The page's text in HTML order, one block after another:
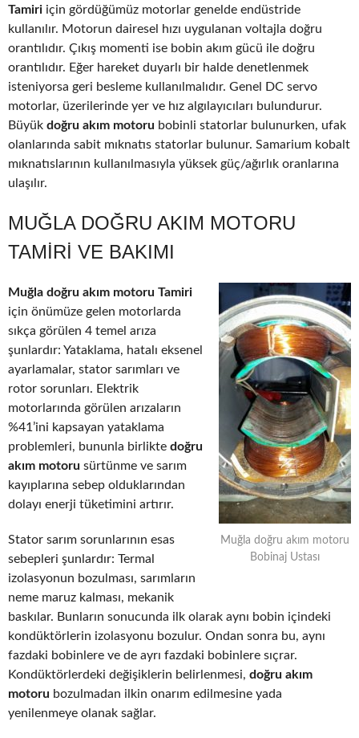
Tamiri için gördüğümüz motorlar genelde endüstride
kullanılır. Motorun dairesel hızı uygulanan voltajla doğru
orantılıdır. Çıkış momenti ise bobin akım gücü ile doğru
orantılıdır. Eğer hareket duyarlı bir halde denetlenmek
isteniyorsa geri besleme kullanılmalıdır. Genel DC servo
motorlar, üzerilerinde yer ve hız algılayıcıları bulundurur.
Büyük doğru akım motoru bobinli statorlar bulunurken, ufak
olanlarında sabit mıknatıs statorlar bulunur. Samarium kobalt
mıknatıslarının kullanılmasıyla yüksek güç/ağırlık oranlarına
ulaşılır.
MUĞLA DOĞRU AKIM MOTORU
TAMIRI VE BAKIMI
Muğla doğru akım motoru
Bobinaj Ustası
Muğla doğru akım motoru Tamiri
için önümüze gelen motorlarda
sıkça görülen 4 temel arıza
şunlardır: Yataklama, hatalı eksenel
ayarlamalar, stator sarımları ve
rotor sorunları. Elektrik
motorlarında görülen arızaların
%41’ini kapsayan yataklama
problemleri, bununla birlikte doğru
akım motoru sürtünme ve sarım
kayıplarına sebep olduklarından
dolayı enerji tüketimini artırır.
Stator sarım sorunlarının esas
sebepleri şunlardır: Termal
izolasyonun bozulması, sarımların
neme maruz kalması, mekanik
baskılar. Bunların sonucunda ilk olarak aynı bobin içindeki
kondüktörlerin izolasyonu bozulur. Ondan sonra bu, aynı
fazdaki bobinlere ve de ayrı fazdaki bobinlere sıçrar.
Kondüktörlerdeki değişiklerin belirlenmesi, doğru akım
motoru bozulmadan ilkin onarım edilmesine yada
yenilenmeye olanak sağlar.